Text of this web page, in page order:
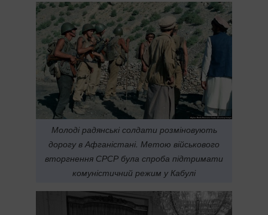
Молоді радянські солдати розміновують
дорогу в Афганістані. Метою військового
вторгнення СРСР була спроба підтримати
комуністичний режим у Кабулі